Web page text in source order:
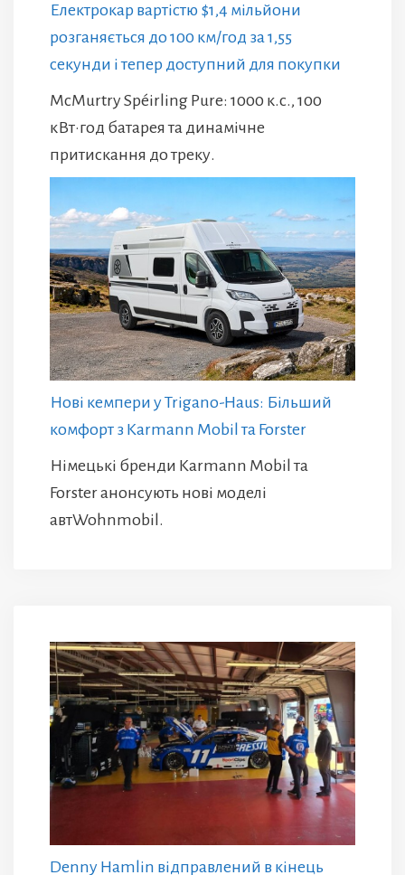
Електрокар вартістю $1,4 мільйони
розганяється до 100 км/год за 1,55
секунди і тепер доступний для покупки
McMurtry Spéirling Pure: 1000 к.с., 100
кВт·год батарея та динамічне
притискання до треку.
Нові кемпери у Trigano-Haus: Більший
комфорт з Karmann Mobil та Forster
Німецькі бренди Karmann Mobil та
Forster анонсують нові моделі
автWohnmobil.
Denny Hamlin відправлений в кінець